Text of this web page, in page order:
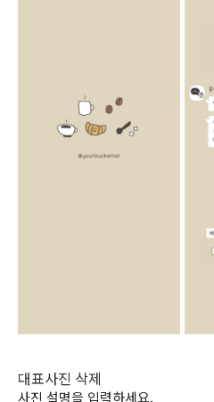
대표사진 삭제
사진 설명을 입력하세요.